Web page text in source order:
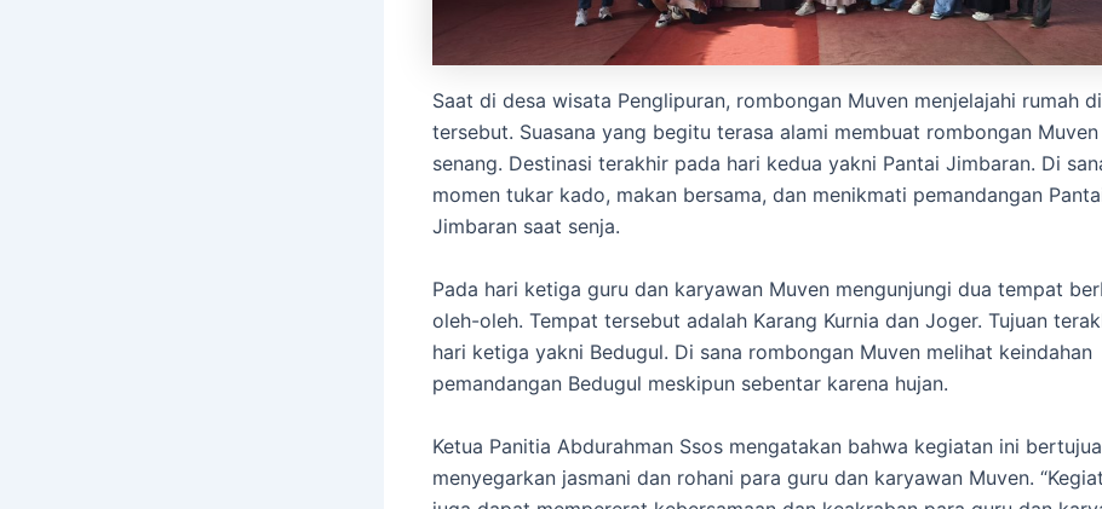
Saat di desa wisata Penglipuran, rombongan Muven menjelajahi rumah
tersebut. Suasana yang begitu terasa alami membuat rombongan Muven
senang. Destinasi terakhir pada hari kedua yakni Pantai Jimbaran. Di
momen tukar kado, makan bersama, dan menikmati pemandangan
Jimbaran saat senja.
Pada hari ketiga guru dan karyawan Muven mengunjungi dua tempat
oleh-oleh. Tempat tersebut adalah Karang Kurnia dan Joger. Tujuan
hari ketiga yakni Bedugul. Di sana rombongan Muven melihat keindahan
pemandangan Bedugul meskipun sebentar karena hujan.
Ketua Panitia Abdurahman Ssos mengatakan bahwa kegiatan ini
menyegarkan jasmani dan rohani para guru dan karyawan Muven.